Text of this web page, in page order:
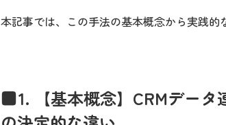
本記事では、この手法の基本概念から実践的
1. 【基本概念】CRMデー